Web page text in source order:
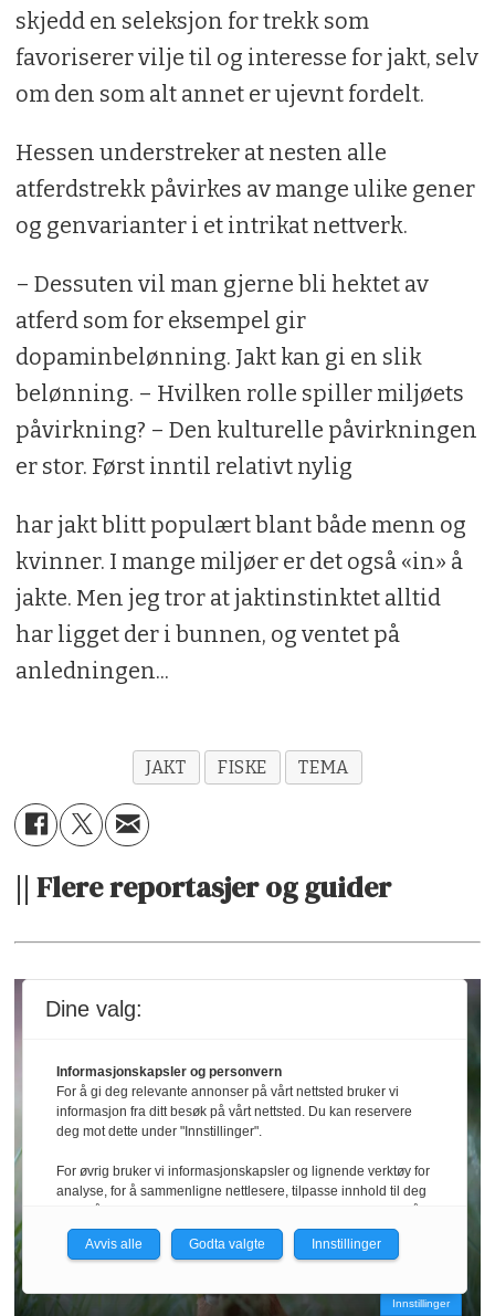
skjedd en seleksjon for trekk som
favoriserer vilje til og interesse for jakt, selv
om den som alt annet er ujevnt fordelt.
Hessen understreker at nesten alle
atferdstrekk påvirkes av mange ulike gener
og genvarianter i et intrikat nettverk.
– Dessuten vil man gjerne bli hektet av
atferd som for eksempel gir
dopaminbelønning. Jakt kan gi en slik
belønning. – Hvilken rolle spiller miljøets
påvirkning? – Den kulturelle påvirkningen
er stor. Først inntil relativt nylig
har jakt blitt populært blant både menn og
kvinner. I mange miljøer er det også «in» å
jakte. Men jeg tror at jaktinstinktet alltid
har ligget der i bunnen, og ventet på
anledningen...
JAKT FISKE TEMA
|| Flere reportasjer og guider
Bukkejakt
Innstillinger
Dine valg:
Informasjonskapsler og personvern
For å gi deg relevante annonser på vårt nettsted bruker vi
informasjon fra ditt besøk på vårt nettsted. Du kan reservere
deg mot dette under "Innstillinger".
For øvrig bruker vi informasjonskapsler og lignende verktøy for
analyse, for å sammenligne nettlesere, tilpasse innhold til deg
personvernerklæring.
du få relevante annonser på nettstedene til medlemmene i
nettverket basert på informasjon fra dine besøk på tvers av
Avvis alle Godta valgte Innstillinger